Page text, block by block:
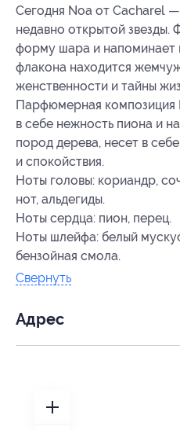
Сегодня Noa от Cacharel
недавно открытой
форму шара и напоминает
флакона находится
женственности и тайны
Парфюмерная композиция
в себе нежность пиона и
пород дерева, несет в
и спокойствия.
Ноты головы: кориандр,
нот, альдегиды.
Ноты сердца: пион, перец.
Ноты шлейфа: белый
бензойная смола.
Свернуть
Адрес